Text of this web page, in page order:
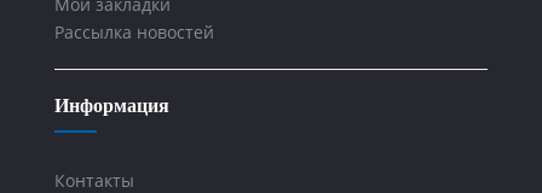
Рассылка новостей
Информация
Контакты